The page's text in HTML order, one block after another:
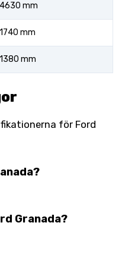
4630 mm
1740 mm
1380 mm
för Ford
Granada?